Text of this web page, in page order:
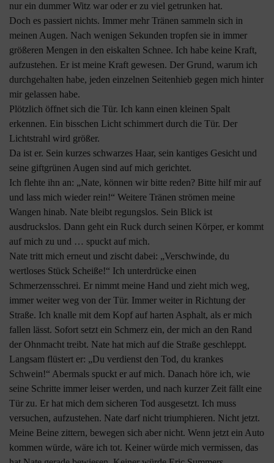
nur ein dummer Witz war oder er zu viel getrunken hat.
Doch es passiert nichts. Immer mehr Tränen sammeln sich in
meinen Augen. Nach wenigen Sekunden tropfen sie in immer
größeren Mengen in den eiskalten Schnee. Ich habe keine Kraft,
aufzustehen. Er ist meine Kraft gewesen. Der Grund, warum ich
durchgehalten habe, jeden einzelnen Seitenhieb gegen mich hinter
mir gelassen habe.
Plötzlich öffnet sich die Tür. Ich kann einen kleinen Spalt
erkennen. Ein bisschen Licht schimmert durch die Tür. Der
Lichtstrahl wird größer.
Da ist er. Sein kurzes schwarzes Haar, sein kantiges Gesicht und
seine giftgrünen Augen sind auf mich gerichtet.
Ich flehte ihn an: „Nate, können wir bitte reden? Bitte hilf mir auf
und lass mich wieder rein!“ Weitere Tränen strömen meine
Wangen hinab. Nate bleibt regungslos. Sein Blick ist
ausdruckslos. Dann geht ein Ruck durch seinen Körper, er kommt
auf mich zu und … spuckt auf mich.
Nate tritt mich erneut und zischt dabei: „Verschwinde, du
wertloses Stück Scheiße!“ Ich unterdrücke einen
Schmerzensschrei. Er nimmt meine Hand und zieht mich weg,
immer weiter weg von der Tür. Immer weiter in Richtung der
Straße. Ich knalle mit dem Kopf auf harten Asphalt, als er mich
fallen lässt. Sofort setzt ein Schmerz ein, der mich an den Rand
der Ohnmacht treibt. Nate hat mich auf die Straße geschleppt.
Langsam flüstert er: „Du verdienst den Tod, du krankes
Schwein!“ Abermals spuckt er auf mich. Danach höre ich, wie
seine Schritte immer leiser werden, und nach kurzer Zeit fällt eine
Tür zu. Er hat mich dem sicheren Tod ausgesetzt. Ich muss
versuchen, aufzustehen. Nate darf nicht triumphieren. Nicht jetzt.
Meine Beine zittern, bewegen sich aber nicht. Wenn jetzt ein Auto
kommen würde, wäre ich tot. Keiner würde mich vermissen, das